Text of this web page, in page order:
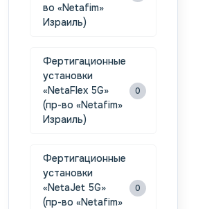
во «Netafim»
Израиль)
Фертигационные
установки
«NetaFlex 5G»
(пр-во «Netafim»
Израиль)
0
Фертигационные
установки
«NetaJet 5G»
(пр-во «Netafim»
0